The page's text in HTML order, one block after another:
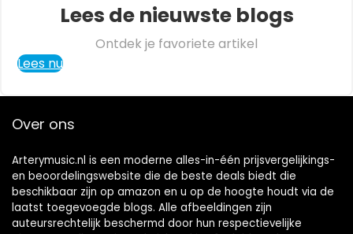
Lees de nieuwste blogs
Ontdek je favoriete artikel
Lees nu
Over ons
Arterymusic.nl is een moderne alles-in-één prijsvergelijkings-
en beoordelingswebsite die de beste deals biedt die
beschikbaar zijn op amazon en u op de hoogte houdt via de
laatst toegevoegde blogs. Alle afbeeldingen zijn
auteursrechtelijk beschermd door hun respectievelijke